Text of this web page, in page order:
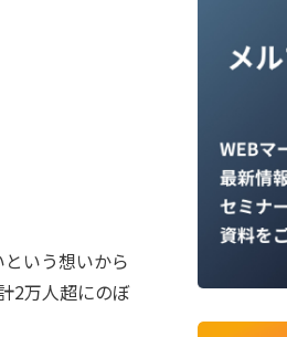
という想いから
2万人超にのぼ